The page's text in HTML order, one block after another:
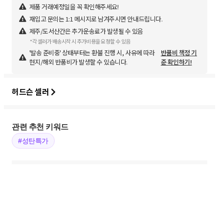
제품 거래예정일을 꼭 확인해주세요!
재입고 문의는 1:1 메시지로 남겨주시면 안내드립니다.
제주/도서산간은 추가운송료가 발생될 수 있음
*각 셀러가 배송시작 시 추가비용을 요청할 수 있음
'발송 준비중' 상태부터는 환불 진행 시, 사유에 따라
현지/해외 반품비가 발생할 수 있습니다.
반품비 책정 기
준 확인하기!
허드슨 셀러
관련 추천 키워드
#성탄특가